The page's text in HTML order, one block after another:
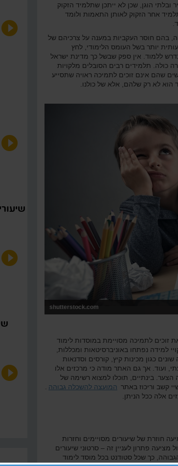
הוגן, שכן לא ייתכן שתלמיד הזקוק
אחר הזקוק לאותן התאמות ולומד
בהם חוסר העקביות במענה על צרכיהם של
יותר בשל העומס הלימודי, לחץ
ללמוד. אין ספק שבשל כך מדינת ישראל
כולה. תלמידים רבים הסובלים מלקויות
שהם אינם זוכים לתמיכה ראויה שתסייע
לא רק שלהם, אלא של כולנו.
shutterstock.com
זוכים לתמיכה מסויימת במוסדות לימוד
למידה נפתחו באוניברסיטאות ומכללות,
כגון מכינות קיץ, קורסים וסדנאות
ועוד. אך גם האתר מודה כי מרכזים אלו
הצער. בינתיים, תוכלו למצוא רשימה של
קשב וריכוז באתר המועצה להשכלה גבוהה
אלה ככל הניתן.
חוזרת של שיעורים מסויימים וחזרות
מציעה פתרון לעניין זה – סרטוני שיעורים
כך שכל סטודנט בכל מוסד לימוד
הוצאת מינוס לפני סוגריים 8
אנלוגיות
כיצד צריך להראות חדר התינוק? יום לתינוק?